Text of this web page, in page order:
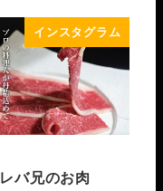
インスタグラム
レバ兄のお肉